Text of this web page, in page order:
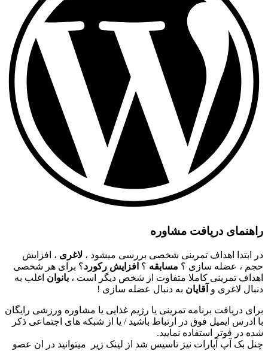
راهنمای دریافت مشاوره
در ابتدا اهداف تمرینی شخصی بررسی میشود ، لاغری ، افزایش
حجم ، عضله سازی ؟ مسابقه ؟ افزایش رکورد؟ برای هر شخصی
اهداف تمرینی کاملا متفاوت از شخص دیگر است ، بانوان اغلب به
دنبال لاغری و آقایان به دنبال عضله سازی !
برای دریافت برنامه تمرینی یا رژیم غذایی یا مشاوره ورزشی رایگان
با ادرس ایمیل فوق در ارتباط باشید / یا از شبکه های اجتماعی ذکر
شده در فوتر استفاده نمایید.
چنل بک آپ آپارات نیز تاسیس شد از لینک زیر میتوانید در ان عصو